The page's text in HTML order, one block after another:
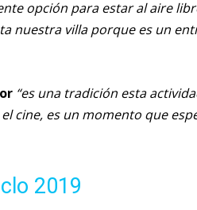
opción para estar al aire
nuestra villa porque es un
“es una tradición esta
cine, es un momento que
2019